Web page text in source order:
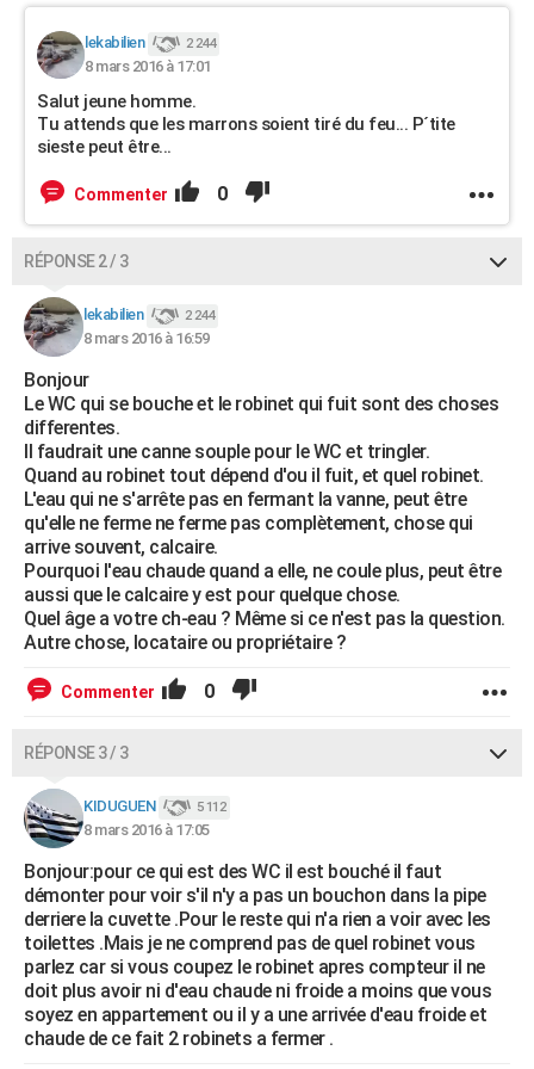
lekabilien 2 244
8 mars 2016 à 17:01
Salut jeune homme.
Tu attends que les marrons soient tiré du feu... P´tite
sieste peut être...
Commenter 0
RÉPONSE 2 / 3
lekabilien 2 244
8 mars 2016 à 16:59
Bonjour
Le WC qui se bouche et le robinet qui fuit sont des choses
differentes.
Il faudrait une canne souple pour le WC et tringler.
Quand au robinet tout dépend d'ou il fuit, et quel robinet.
L'eau qui ne s'arrête pas en fermant la vanne, peut être
qu'elle ne ferme ne ferme pas complètement, chose qui
arrive souvent, calcaire.
Pourquoi l'eau chaude quand a elle, ne coule plus, peut être
aussi que le calcaire y est pour quelque chose.
Quel âge a votre ch-eau ? Même si ce n'est pas la question.
Autre chose, locataire ou propriétaire ?
Commenter 0
RÉPONSE 3 / 3
KIDUGUEN 5 112
8 mars 2016 à 17:05
Bonjour:pour ce qui est des WC il est bouché il faut
démonter pour voir s'il n'y a pas un bouchon dans la pipe
derriere la cuvette .Pour le reste qui n'a rien a voir avec les
toilettes .Mais je ne comprend pas de quel robinet vous
parlez car si vous coupez le robinet apres compteur il ne
doit plus avoir ni d'eau chaude ni froide a moins que vous
soyez en appartement ou il y a une arrivée d'eau froide et
chaude de ce fait 2 robinets a fermer .